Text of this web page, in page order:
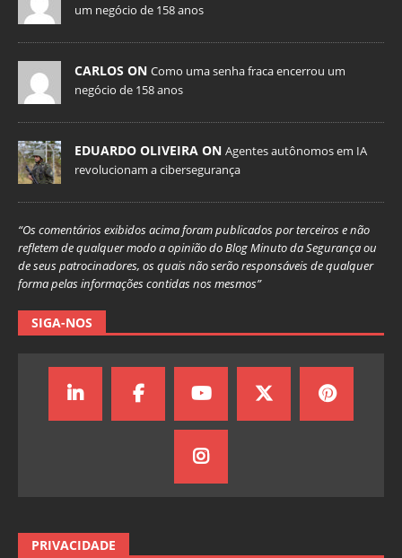
um negócio de 158 anos
CARLOS ON Como uma senha fraca encerrou um
negócio de 158 anos
EDUARDO OLIVEIRA ON Agentes autônomos em IA
revolucionam a cibersegurança
“Os comentários exibidos acima foram publicados por terceiros e não
refletem de qualquer modo a opinião do Blog Minuto da Segurança ou
de seus patrocinadores, os quais não serão responsáveis de qualquer
forma pelas informações contidas nos mesmos”
SIGA-NOS
PRIVACIDADE